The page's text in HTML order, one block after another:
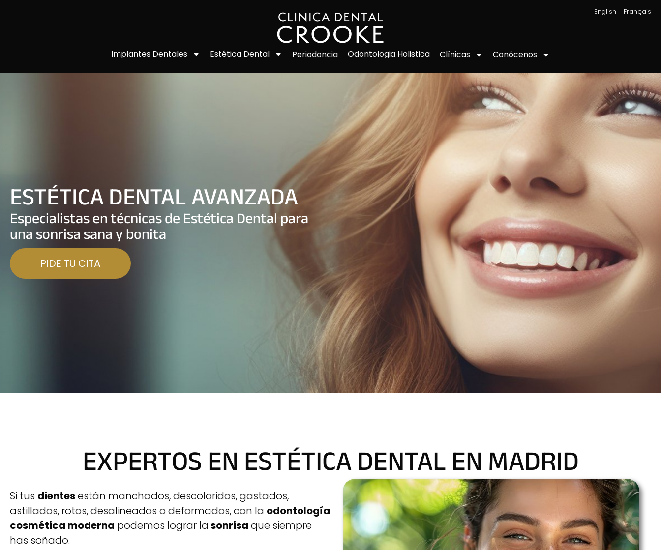
English Français
Implantes Dentales Estética Dental Periodoncia Odontologia Holistica Clínicas Conócenos
ESTÉTICA DENTAL AVANZADA
Especialistas en técnicas de Estética Dental para
una sonrisa sana y bonita
PIDE TU CITA
EXPERTOS EN ESTÉTICA DENTAL EN MADRID
Si tus dientesestán manchados, descoloridos, gastados,
astillados, rotos, desalineados o deformados, con la odontología
cosmética moderna podemos lograr lasonrisa que siempre
has soñado.